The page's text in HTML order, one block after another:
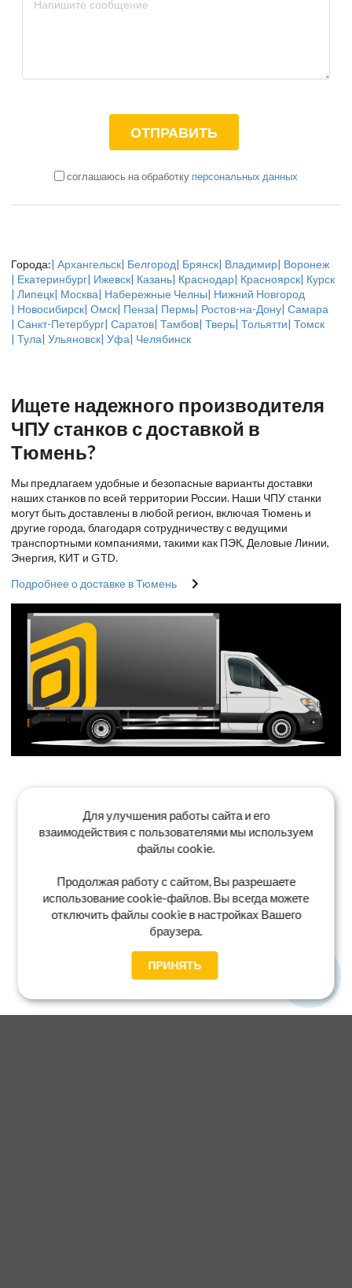
соглашаюсь на обработку персональных данных
Города:| Архангельск| Белгород| Брянск| Владимир| Воронеж
| Екатеринбург| Ижевск| Казань| Краснодар| Красноярск| Курск
| Липецк| Москва| Набережные Челны| Нижний Новгород
| Новосибирск| Омск| Пенза| Пермь| Ростов-на-Дону| Самара
| Санкт-Петербург| Саратов| Тамбов| Тверь| Тольятти| Томск
| Тула| Ульяновск| Уфа| Челябинск
Ищете надежного производителя
ЧПУ станков с доставкой в
Тюмень?
Мы предлагаем удобные и безопасные варианты доставки
наших станков по всей территории России. Наши ЧПУ станки
могут быть доставлены в любой регион, включая Тюмень и
другие города, благодаря сотрудничеству с ведущими
транспортными компаниями, такими как ПЭК, Деловые Линии,
Энергия, КИТ и GTD.
Подробнее о доставке в Тюмень
Для улучшения работы сайта и его
взаимодействия с пользователями мы используем
файлы cookie.
Продолжая работу с сайтом, Вы разрешаете
использование cookie-файлов. Вы всегда можете
отключить файлы cookie в настройках Вашего
браузера.
ПРИНЯТЬ